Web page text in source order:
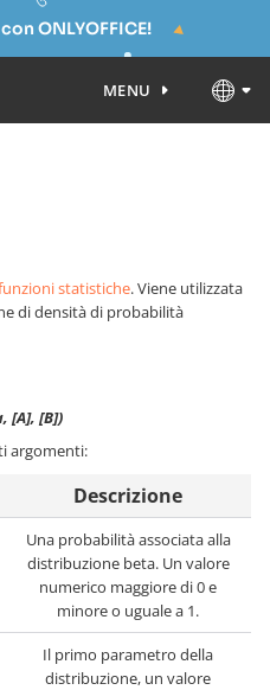
ONLYOFFICE!
MENU
statistiche. Viene utilizzata
di densità di probabilità
[A], [B])
argomenti:
Descrizione
Una probabilità associata alla
distribuzione beta. Un valore
numerico maggiore di 0 e
minore o uguale a 1.
Il primo parametro della
distribuzione, un valore